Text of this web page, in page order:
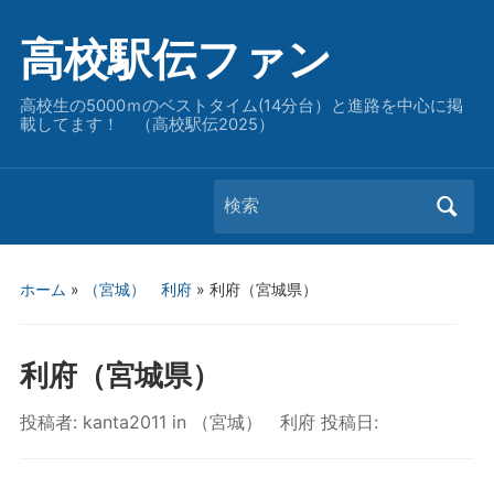
高校駅伝ファン
高校生の5000ｍのベストタイム(14分台）と進路を中心に掲
載してます！ （高校駅伝2025）
Search
for:
ホーム » （宮城） 利府» 利府（宮城県）
利府（宮城県）
投稿者: kanta2011 in （宮城） 利府投稿日: